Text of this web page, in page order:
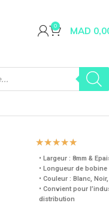
0 MAD
☆☆☆☆☆
• Largeur : 8mm &
• Longueur de bobine
• Couleur : Blanc,
• Convient pour
distribution